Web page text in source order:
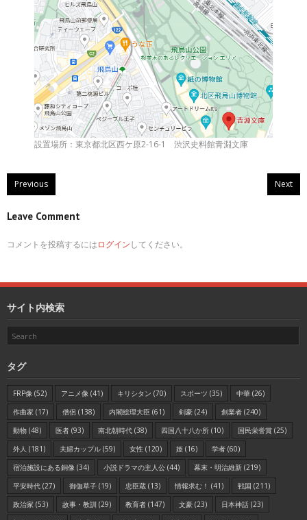
設置場所：東京都北区西ケ原2-16-1 渋沢史料館青淵文庫
Previous Next
Leave Comment
コメントを投稿するにはログインしてください。
サイト内検索
タグ
FRP像 (52) アニメ像 (41) キリシタン (70) スポーツ (35) 中華 (26)
作曲家 (17) 僧侶 (138) 内閣総理大臣 (61) 剣豪 (24) 創業者 (240)
動物 (48) 医者 (93) 南北朝時代 (38) 四国八十八か所 (10) 国民栄誉賞 (25)
外人 (181) 夫婦カップル (59) 女性 (120) 姫 (16) 学者 (60)
宿泊施設にある銅像 (34) 小説ドラマの主人公 (44) 幕末・明治維新 (219)
平安時代 (27) 御伽草子 (19) 忠臣蔵 (13) 情報求む！ (41) 戦国 (211)
政治家 (53) 故事・教訓 (29) 教育者 (147) 文豪 (23) 日本神話 (23)